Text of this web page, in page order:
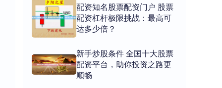
配资知名股票配资门户 股票
配资杠杆极限挑战：最高可
达多少倍？
新手炒股条件 全国十大股票
配资平台，助你投资之路更
顺畅